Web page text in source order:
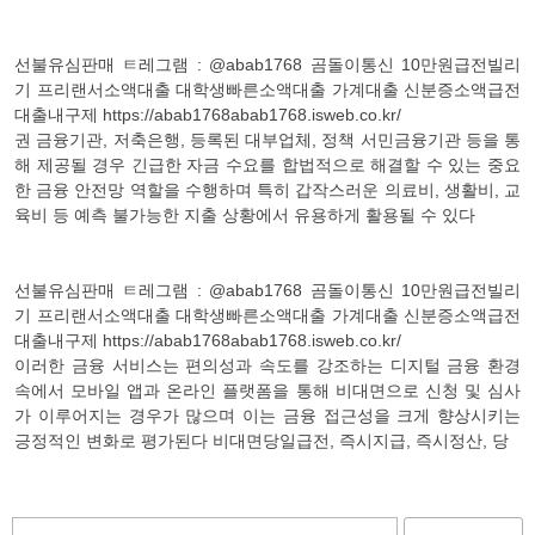
선불유심판매 ㅌ레그램 : @abab1768 곰돌이통신 10만원급전빌리
기 프리랜서소액대출 대학생빠른소액대출 가계대출 신분증소액급전
대출내구제 https://abab1768abab1768.isweb.co.kr/
권 금융기관, 저축은행, 등록된 대부업체, 정책 서민금융기관 등을 통
해 제공될 경우 긴급한 자금 수요를 합법적으로 해결할 수 있는 중요
한 금융 안전망 역할을 수행하며 특히 갑작스러운 의료비, 생활비, 교
육비 등 예측 불가능한 지출 상황에서 유용하게 활용될 수 있다
선불유심판매 ㅌ레그램 : @abab1768 곰돌이통신 10만원급전빌리
기 프리랜서소액대출 대학생빠른소액대출 가계대출 신분증소액급전
대출내구제 https://abab1768abab1768.isweb.co.kr/
이러한 금융 서비스는 편의성과 속도를 강조하는 디지털 금융 환경
속에서 모바일 앱과 온라인 플랫폼을 통해 비대면으로 신청 및 심사
가 이루어지는 경우가 많으며 이는 금융 접근성을 크게 향상시키는
긍정적인 변화로 평가된다 비대면당일급전, 즉시지급, 즉시정산, 당